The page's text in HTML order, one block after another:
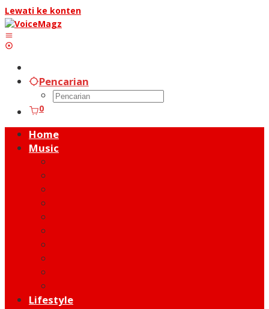
Lewati ke konten
Pencarian
0
Home
Music
Lifestyle